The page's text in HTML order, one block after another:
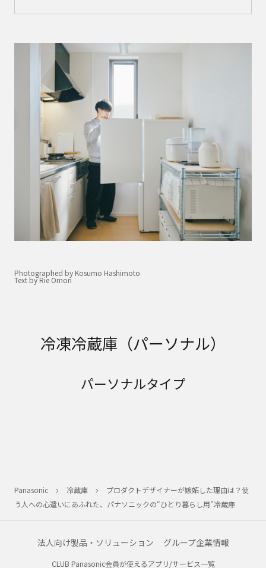
Photographed by Kosumo Hashimoto
Text by Rie Omori
冷凍冷蔵庫（パーソナル）
パーソナルタイプ
Panasonic 冷蔵庫
プロダクトデザイナーが嫉妬した理由は？使
う人への心遣いにあふれた、パナソニックの“ひとり暮らし用”冷蔵庫
法人向け製品・ソリューション グループ企業情報
CLUB Panasonic会員が使えるアプリ/サービス一覧